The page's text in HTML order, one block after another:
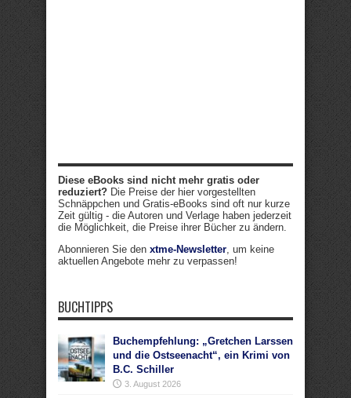
Diese eBooks sind nicht mehr gratis oder
reduziert? Die Preise der hier vorgestellten
Schnäppchen und Gratis-eBooks sind oft nur kurze
Zeit gültig - die Autoren und Verlage haben jederzeit
die Möglichkeit, die Preise ihrer Bücher zu ändern.
Abonnieren Sie den xtme-Newsletter, um keine
aktuellen Angebote mehr zu verpassen!
BUCHTIPPS
Buchempfehlung: „Gretchen Larssen
und die Ostseenacht“, ein Krimi von
B.C. Schiller
3. August 2026